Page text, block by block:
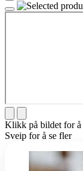
Klikk på bildet for å
Sveip for å se fler